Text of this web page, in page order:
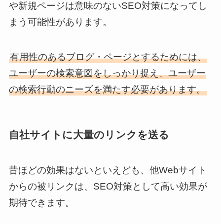
や新規ページは意味のないSEO対策になってし
まう可能性があります。
有用性のあるブログ・ページとするためには、
ユーザーの検索意図をしっかり捉え、ユーザー
の検索行動のニーズを満たす必要があります。
自社サイトに大量のリンクを送る
昔ほどの効果はないといえども、他Webサイト
からの被リンクは、SEO対策として高い効果が
期待できます。